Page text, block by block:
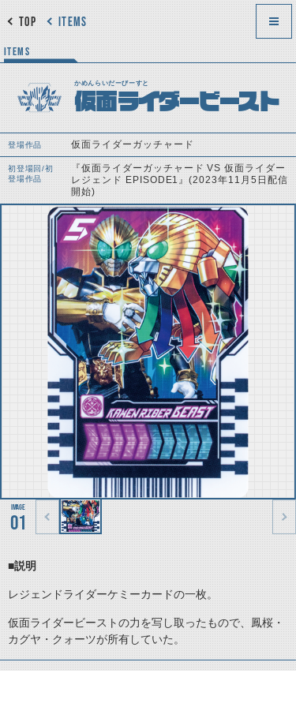
ITEMS
TOP
ITEMS
かめんらいだーびーすと
仮面ライダービースト
登場作品 仮面ライダーガッチャード
初登場回/初
登場作品
『仮面ライダーガッチャード VS 仮面ライダー
レジェンド EPISODE1』(2023年11月5日配信
開始)
01
■説明
レジェンドライダーケミーカードの一枚。
仮面ライダービーストの力を写し取ったもので、鳳桜・
カグヤ・クォーツが所有していた。